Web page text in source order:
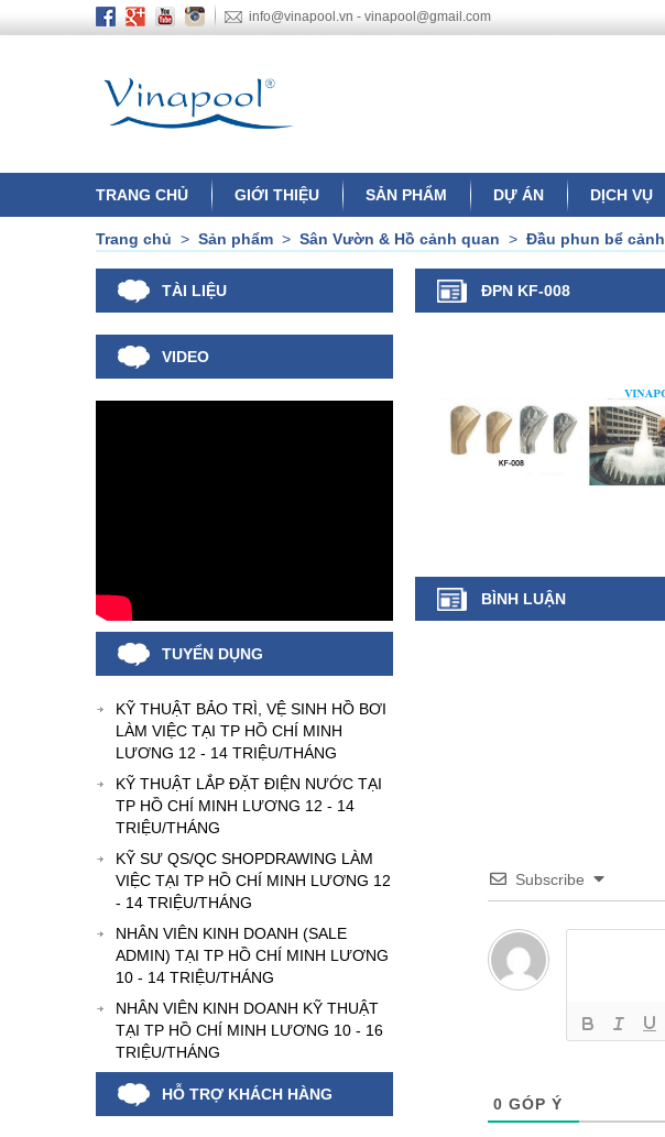
info@vinapool.vn - vinapool@gmail.com
TRANG CHỦ GIỚI THIỆU SẢN PHẨM DỰ ÁN DỊCH VỤ
Trang chủ > Sản phẩm > Sân Vườn & Hồ cảnh quan > Đầu phun bể cảnh
TÀI LIỆU
VIDEO
TUYỂN DỤNG
KỸ THUẬT BẢO TRÌ, VỆ SINH HỒ BƠI
LÀM VIỆC TẠI TP HỒ CHÍ MINH
LƯƠNG 12 - 14 TRIỆU/THÁNG
KỸ THUẬT LẮP ĐẶT ĐIỆN NƯỚC TẠI
TP HỒ CHÍ MINH LƯƠNG 12 - 14
TRIỆU/THÁNG
KỸ SƯ QS/QC SHOPDRAWING LÀM
VIỆC TẠI TP HỒ CHÍ MINH LƯƠNG 12
- 14 TRIỆU/THÁNG
NHÂN VIÊN KINH DOANH (SALE
ADMIN) TẠI TP HỒ CHÍ MINH LƯƠNG
10 - 14 TRIỆU/THÁNG
NHÂN VIÊN KINH DOANH KỸ THUẬT
TẠI TP HỒ CHÍ MINH LƯƠNG 10 - 16
TRIỆU/THÁNG
HỖ TRỢ KHÁCH HÀNG
ĐPN KF-008
BÌNH LUẬN
Subscribe
0 GÓP Ý